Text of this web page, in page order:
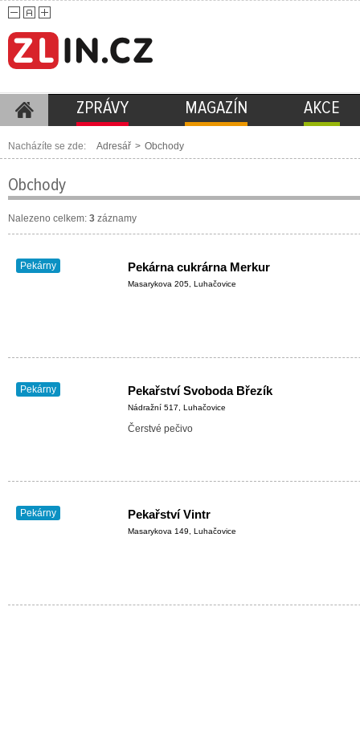
ZPRÁVY MAGAZÍN AKCE
Nacházíte se zde: Adresář > Obchody
Obchody
Nalezeno celkem: 3 záznamy
Pekárny Pekárna cukrárna Merkur
Masarykova 205, Luhačovice
Pekárny Pekařství Svoboda Březík
Nádražní 517, Luhačovice
Čerstvé pečivo
Pekárny Pekařství Vintr
Masarykova 149, Luhačovice